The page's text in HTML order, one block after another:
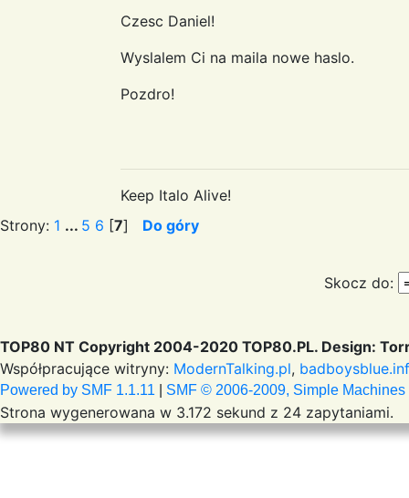
Czesc Daniel!
Wyslalem Ci na maila nowe haslo.
Pozdro!
Keep Italo Alive!
Strony: 1 ... 5 6 [7] Do góry
Skocz do:
TOP80 NT Copyright 2004-2020 TOP80.PL. Design:
Współpracujące witryny: ModernTalking.pl,
Powered by SMF 1.1.11 SMF © 2006-2009, Simple Machines
Strona wygenerowana w 3.172 sekund z 24 zapytaniami.